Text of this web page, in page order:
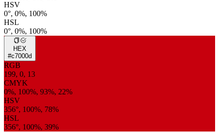
HSV
0°, 0%, 100%
HSL
0°, 0%, 100%
HEX
#c7000d
RGB
199, 0, 13
CMYK
0%, 100%, 93%, 22%
HSV
356°, 100%, 78%
HSL
356°, 100%, 39%